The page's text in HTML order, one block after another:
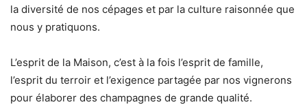
la diversité de nos cépages et par la culture raisonnée que
nous y pratiquons.
L’esprit de la Maison, c’est à la fois l’esprit de famille,
l’esprit du terroir et l’exigence partagée par nos vignerons
pour élaborer des champagnes de grande qualité.